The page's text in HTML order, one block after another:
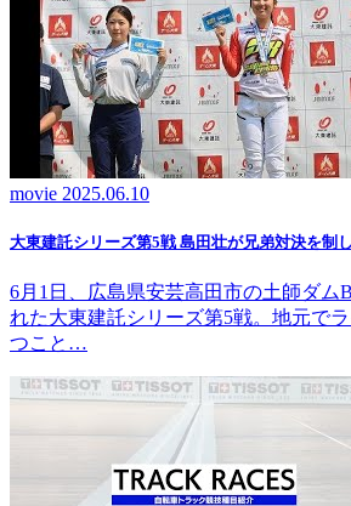
movie 2025.06.10
大東建託シリーズ第5戦 島田壮が兄弟対決を制
6月1日、広島県安芸高田市の土師ダム
れた大東建託シリーズ第5戦。地元で
つこと…